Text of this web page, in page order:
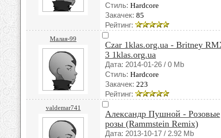
Стиль: Hardcore
Закачек: 85
Рейтинг:
Малая-99
Czar 1klas.org.ua - Britney
3 1klas.org.ua
Дата: 2014-01-26 / 0 Mb
Стиль: Hardcore
Закачек: 223
Рейтинг:
valdemar741
Александр Пушной - Розовые
розы (Rammstein Remix)
Дата: 2013-10-17 / 2.92 Mb